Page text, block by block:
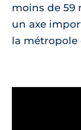
moins de 59
un axe
la métropole